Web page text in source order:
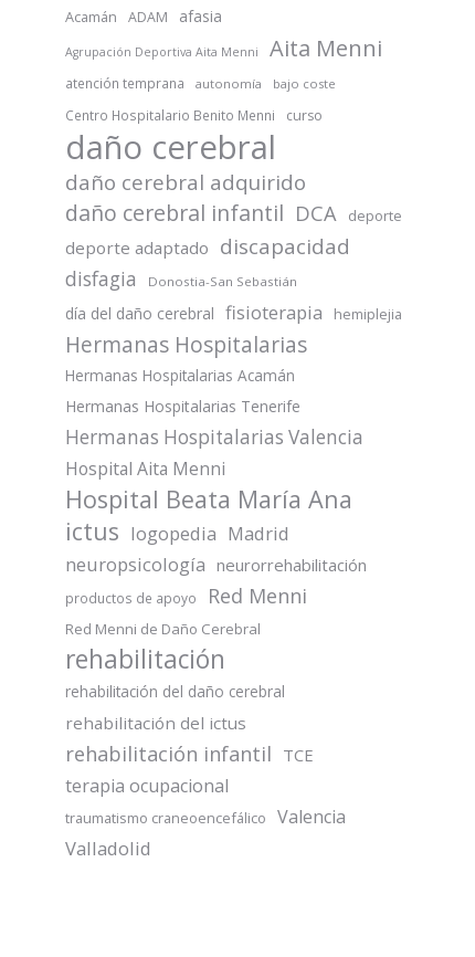
Acamán ADAM afasia
Agrupación Deportiva Aita Menni Aita Menni
atención temprana autonomía bajo coste
Centro Hospitalario Benito Menni curso
daño cerebral
daño cerebral adquirido
daño cerebral infantil DCA deporte
deporte adaptado discapacidad
disfagia Donostia-San Sebastián
día del daño cerebral fisioterapia hemiplejia
Hermanas Hospitalarias
Hermanas Hospitalarias Acamán
Hermanas Hospitalarias Tenerife
Hermanas Hospitalarias Valencia
Hospital Aita Menni
Hospital Beata María Ana
ictus logopedia Madrid
neuropsicología neurorrehabilitación
productos de apoyo Red Menni
Red Menni de Daño Cerebral
rehabilitación
rehabilitación del daño cerebral
rehabilitación del ictus
rehabilitación infantil TCE
terapia ocupacional
traumatismo craneoencefálico Valencia
Valladolid